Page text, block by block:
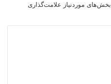
بخش‌های موردنیاز علامت‌گذاری